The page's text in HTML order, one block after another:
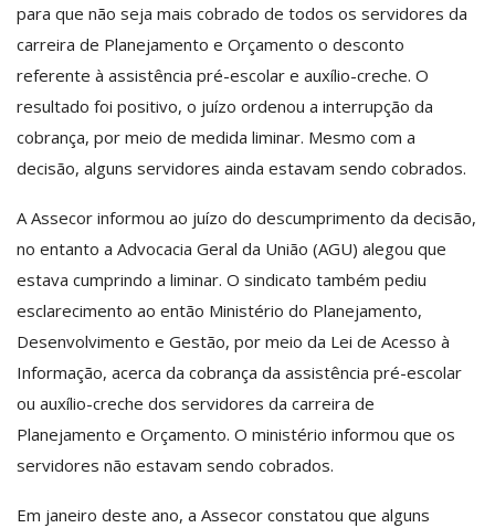
para que não seja mais cobrado de todos os servidores da
carreira de Planejamento e Orçamento o desconto
referente à assistência pré-escolar e auxílio-creche. O
resultado foi positivo, o juízo ordenou a interrupção da
cobrança, por meio de medida liminar. Mesmo com a
decisão, alguns servidores ainda estavam sendo cobrados.
A Assecor informou ao juízo do descumprimento da decisão,
no entanto a Advocacia Geral da União (AGU) alegou que
estava cumprindo a liminar. O sindicato também pediu
esclarecimento ao então Ministério do Planejamento,
Desenvolvimento e Gestão, por meio da Lei de Acesso à
Informação, acerca da cobrança da assistência pré-escolar
ou auxílio-creche dos servidores da carreira de
Planejamento e Orçamento. O ministério informou que os
servidores não estavam sendo cobrados.
Em janeiro deste ano, a Assecor constatou que alguns